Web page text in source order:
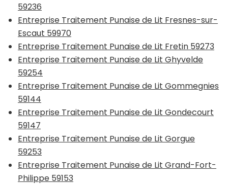
59236
Entreprise Traitement Punaise de Lit Fresnes-sur-
Escaut 59970
Entreprise Traitement Punaise de Lit Fretin 59273
Entreprise Traitement Punaise de Lit Ghyvelde
59254
Entreprise Traitement Punaise de Lit Gommegnies
59144
Entreprise Traitement Punaise de Lit Gondecourt
59147
Entreprise Traitement Punaise de Lit Gorgue
59253
Entreprise Traitement Punaise de Lit Grand-Fort-
Philippe 59153